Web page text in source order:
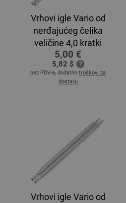
Vrhovi igle Vario od
nerđajućeg čelika
veličine 4,0 kratki
5,00 €
5,82 $
bez PDV-a, dodatno troškovi za
dostavu
Vrhovi igle Vario od